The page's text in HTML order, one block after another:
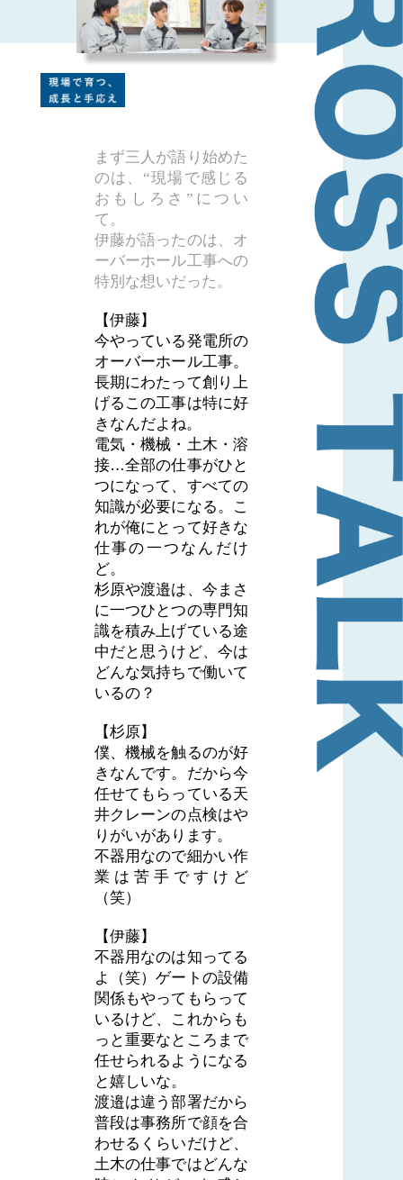
まず三人が語り始めた
のは、“現場で感じる
おもしろさ”につい
て。
伊藤が語ったのは、オ
ーバーホール工事への
特別な想いだった。
【伊藤】
今やっている発電所の
オーバーホール工事。
長期にわたって創り上
げるこの工事は特に好
きなんだよね。
電気・機械・土木・溶
接…全部の仕事がひと
つになって、すべての
知識が必要になる。こ
れが俺にとって好きな
仕事の一つなんだけ
ど。
杉原や渡邉は、今まさ
に一つひとつの専門知
識を積み上げている途
中だと思うけど、今は
どんな気持ちで働いて
いるの？
【杉原】
僕、機械を触るのが好
きなんです。だから今
任せてもらっている天
井クレーンの点検はや
りがいがあります。
不器用なので細かい作
業は苦手ですけど
（笑）
【伊藤】
不器用なのは知ってる
よ（笑）ゲートの設備
関係もやってもらって
いるけど、これからも
っと重要なところまで
任せられるようになる
と嬉しいな。
渡邉は違う部署だから
普段は事務所で顔を合
わせるくらいだけど、
土木の仕事ではどんな